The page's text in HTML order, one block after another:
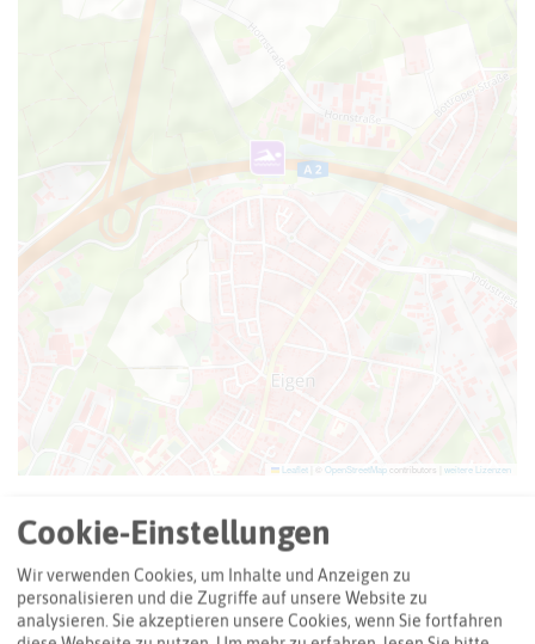
Leaflet OpenStreetMapcontributors | weitere Lizenzen
Adresse:
Stenkhoffstraße 135
46240 Bottrop
Cookie-Einstellungen
Wir verwenden Cookies, um Inhalte und Anzeigen zu
personalisieren und die Zugriffe auf unsere Website zu
analysieren. Sie akzeptieren unsere Cookies, wenn Sie fortfahren